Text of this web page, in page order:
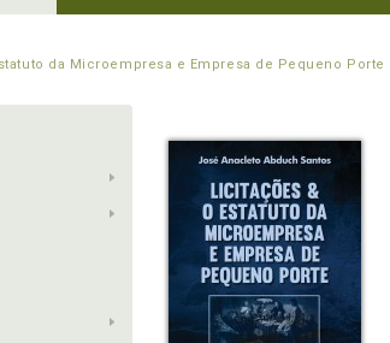
da Microempresa e Empresa de Pequeno Porte